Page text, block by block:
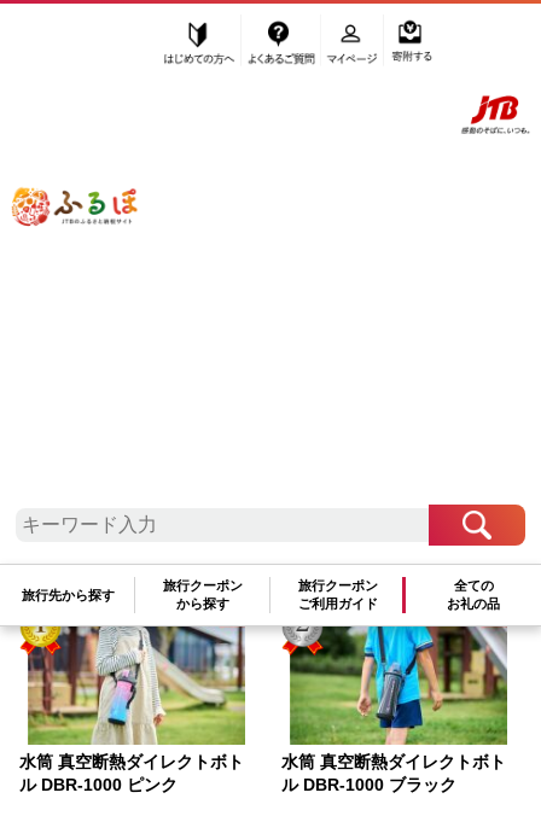
ふるぽ JTBのふるさと納税サイト
旅行先から探す
旅行クーポン
から探す
旅行クーポン
ご利用ガイド
全ての
お礼の品
参考寄附額順|新着順|人気ランキング順
水筒 真空断熱ダイレクトボト
ル DBR-1000 ピンク
水筒 真空断熱ダイレクトボト
ル DBR-1000 ブラック